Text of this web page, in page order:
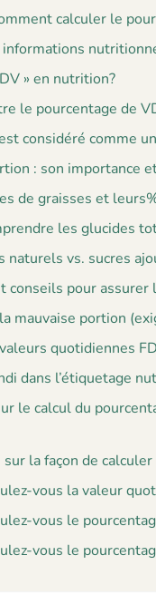
calculer le
» en nutrition?
le pourcentage de
considéré comme
: son importance
de graisses et
les glucides
naturels vs. sucres
conseils pour assurer
mauvaise portion
quotidiennes
dans l’étiquetage
le calcul du
la façon de
vous la valeur
vous le
vous le